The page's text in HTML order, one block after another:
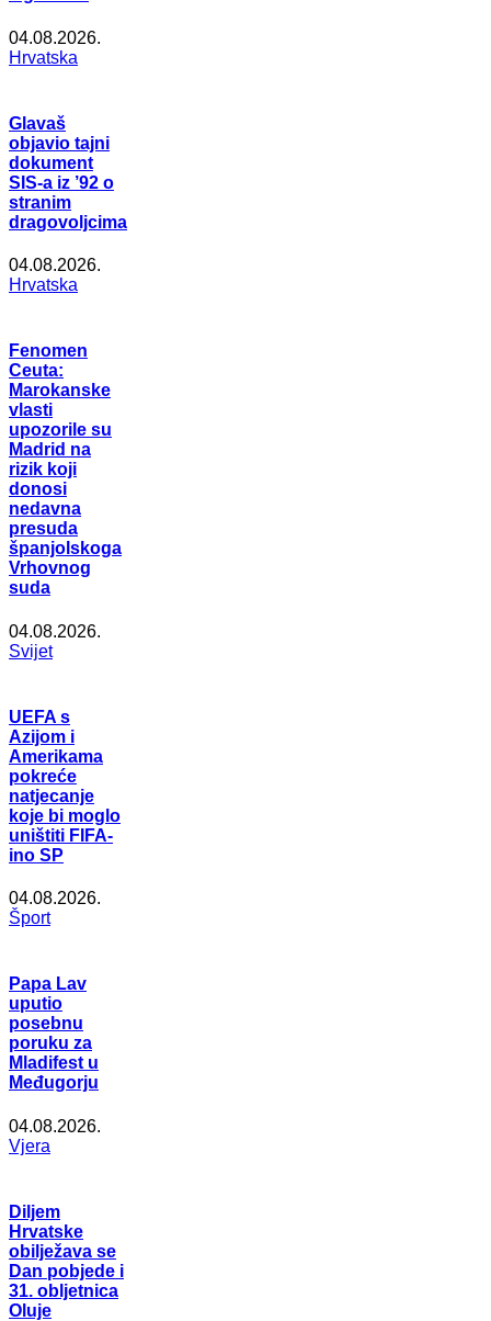
04.08.2026.
Hrvatska
Glavaš
objavio tajni
dokument
SIS-a iz ’92 o
stranim
dragovoljcima
04.08.2026.
Hrvatska
Fenomen
Ceuta:
Marokanske
vlasti
upozorile su
Madrid na
rizik koji
donosi
nedavna
presuda
španjolskoga
Vrhovnog
suda
04.08.2026.
Svijet
UEFA s
Azijom i
Amerikama
pokreće
natjecanje
koje bi moglo
uništiti FIFA-
ino SP
04.08.2026.
Šport
Papa Lav
uputio
posebnu
poruku za
Mladifest u
Međugorju
04.08.2026.
Vjera
Diljem
Hrvatske
obilježava se
Dan pobjede i
31. obljetnica
Oluje